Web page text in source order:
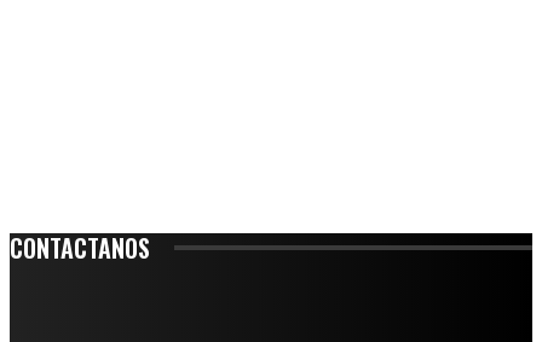
CONTACTANOS